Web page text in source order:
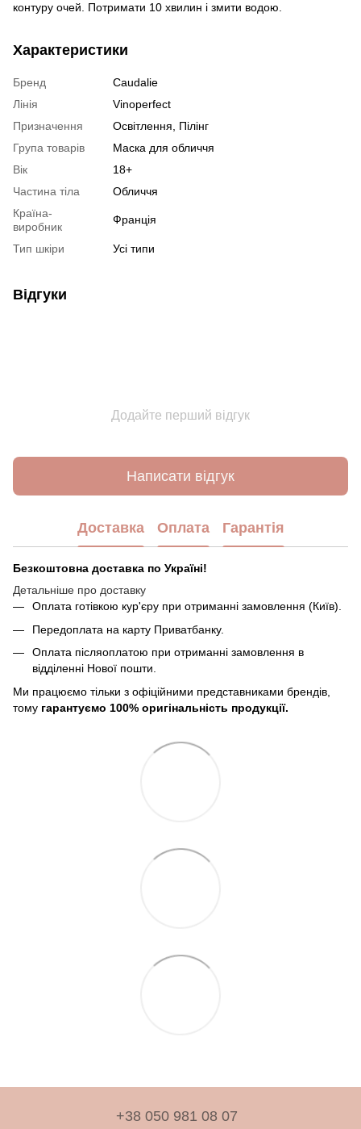
контуру очей. Потримати 10 хвилин і змити водою.
Характеристики
Бренд
Caudalie
Лінія
Vinoperfect
Призначення
Освітлення, Пілінг
Група товарів
Маска для обличчя
Вік
18+
Частина тіла
Обличчя
Країна-
виробник
Франція
Тип шкіри Усі типи
Відгуки
Додайте перший відгук
Написати відгук
Доставка Оплата Гарантія
Безкоштовна доставка по Україні!
Детальніше про доставку
Оплата готівкою кур'єру при отриманні замовлення (Київ).
Передоплата на карту Приватбанку.
Оплата післяоплатою при отриманні замовлення в
відділенні Нової пошти.
Ми працюємо тільки з офіційними представниками брендів,
тому гарантуємо 100% оригінальність продукції.
+38 050 981 08 07